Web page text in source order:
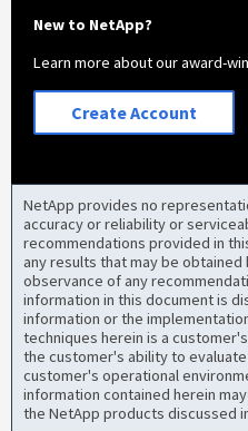
New to NetApp?
Learn more about our award-
Create Account
NetApp provides no
accuracy or reliability or
recommendations provided in
any results that may be
observance of any
information in this document is
information or the
techniques herein is a
the customer's ability to
customer's operational
information contained herein
the NetApp products discussed